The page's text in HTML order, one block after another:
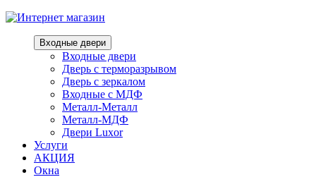
Входные двери
Входные двери
Дверь с терморазрывом
Дверь с зеркалом
Входные с МДФ
Металл-Металл
Металл-МДФ
Двери Luxor
Услуги
АКЦИЯ
Окна